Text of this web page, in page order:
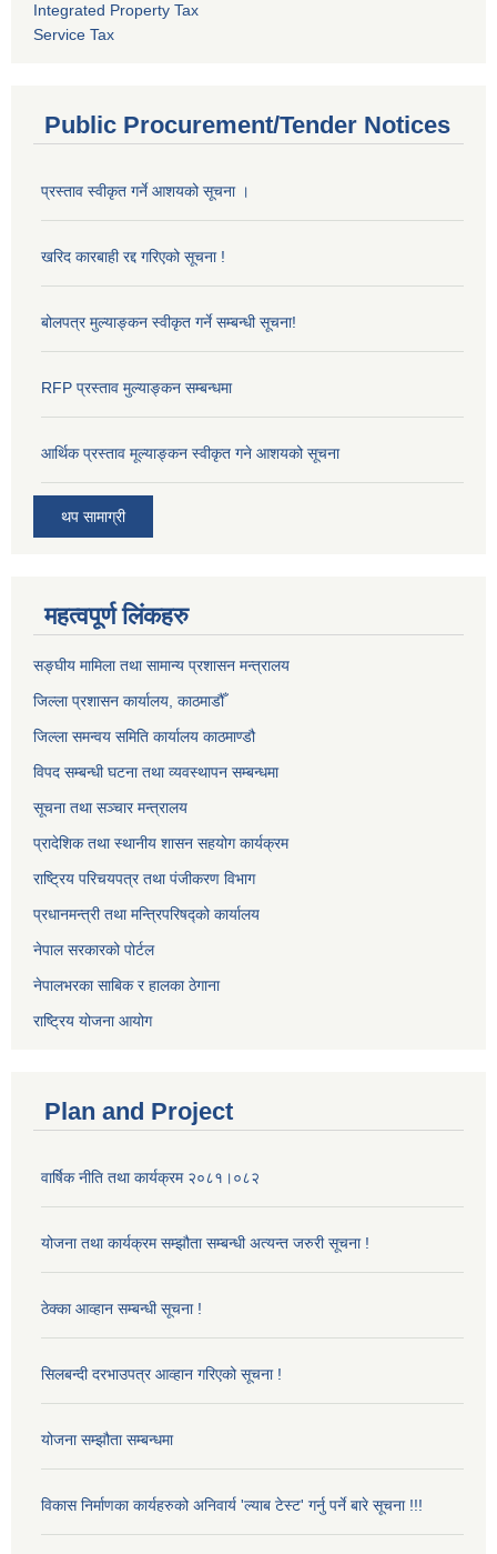
Integrated Property Tax
Service Tax
Public Procurement/Tender Notices
प्रस्ताव स्वीकृत गर्ने आशयको सूचना ।
खरिद कारबाही रद्द गरिएको सूचना !
बोलपत्र मुल्याङ्कन स्वीकृत गर्ने सम्बन्धी सूचना!
RFP प्रस्ताव मुल्याङ्कन सम्बन्धमा
आर्थिक प्रस्ताव मूल्याङ्कन स्वीकृत गने आशयको सूचना
थप सामाग्री
महत्वपूर्ण लिंकहरु
सङ्‍घीय मामिला तथा सामान्य प्रशासन मन्त्रालय
जिल्ला प्रशासन कार्यालय, काठमाडौँ
जिल्ला समन्वय समिति कार्यालय काठमाण्ड‌ौ
विपद सम्बन्धी घटना तथा व्यवस्थापन सम्बन्धमा
सूचना तथा सञ्चार मन्त्रालय
प्रादेशिक तथा स्थानीय शासन सहयोग कार्यक्रम
राष्ट्रिय परिचयपत्र तथा पंजीकरण विभाग
प्रधानमन्त्री तथा मन्त्रिपरिषद्को कार्यालय
नेपाल सरकारको पोर्टल
नेपालभरका साबिक र हालका ठेगाना
राष्ट्रिय योजना आयोग
Plan and Project
वार्षिक नीति तथा कार्यक्रम २०८१।०८२
योजना तथा कार्यक्रम सम्झौता सम्बन्धी अत्यन्त जरुरी सूचना !
ठेक्का आव्हान सम्बन्धी सूचना !
सिलबन्दी दरभाउपत्र आव्हान गरिएको सूचना !
योजना सम्झौता सम्बन्धमा
विकास निर्माणका कार्यहरुको अनिवार्य 'ल्याब टेस्ट' गर्नु पर्ने बारे सूचना !!!